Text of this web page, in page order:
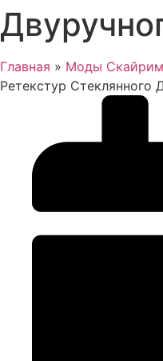
Главная » Моды Скайрим
Ретекстур Стеклянного